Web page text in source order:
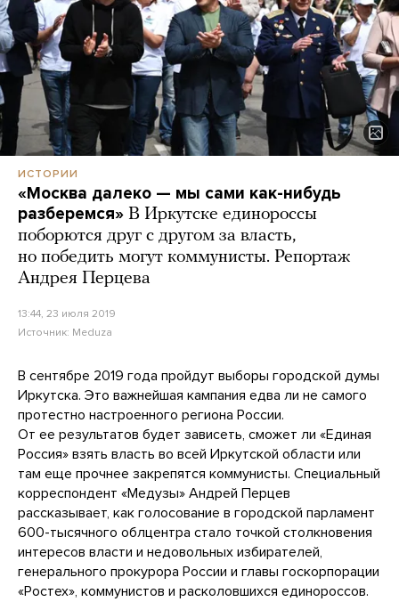
ИСТОРИИ
«Москва далеко — мы сами как-нибудь
разберемся» В Иркутске единороссы
поборются друг с другом за власть,
но победить могут коммунисты. Репортаж
Андрея Перцева
13:44, 23 июля 2019
Источник: Meduza
В сентябре 2019 года пройдут выборы городской думы
Иркутска. Это важнейшая кампания едва ли не самого
протестно настроенного региона России.
От ее результатов будет зависеть, сможет ли «Единая
Россия» взять власть во всей Иркутской области или
там еще прочнее закрепятся коммунисты. Специальный
корреспондент «Медузы» Андрей Перцев
рассказывает, как голосование в городской парламент
600-тысячного облцентра стало точкой столкновения
интересов власти и недовольных избирателей,
генерального прокурора России и главы госкорпорации
«Ростех», коммунистов и расколовшихся единороссов.